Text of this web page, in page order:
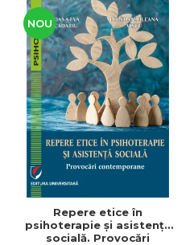
NOU
Repere etice în
psihoterapie şi asistenţă
socială. Provocări